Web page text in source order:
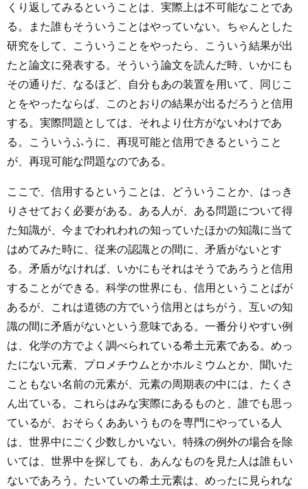
くり返してみるということは、実際上は不可能なことであ
る。また誰もそういうことはやっていない。ちゃんとした
研究をして、こういうことをやったら、こういう結果が出
たと論文に発表する。そういう論文を読んだ時、いかにも
その通りだ、なるほど、自分もあの装置を用いて、同じこ
とをやったならば、このとおりの結果が出るだろうと信用
する。実際問題としては、それより仕方がないわけであ
る。こういうふうに、再現可能と信用できるということ
が、再現可能な問題なのである。
ここで、信用するということは、どういうことか、はっき
りさせておく必要がある。ある人が、ある問題について得
た知識が、今までわれわれの知っていたほかの知識に当て
はめてみた時に、従来の認識との間に、矛盾がないとす
る。矛盾がなければ、いかにもそれはそうであろうと信用
することができる。科学の世界にも、信用ということばが
あるが、これは道徳の方でいう信用とはちがう。互いの知
識の間に矛盾がないという意味である。一番分りやすい例
は、化学の方でよく調べられている希土元素である。めっ
たにない元素、プロメチウムとかホルミウムとか、聞いた
こともない名前の元素が、元素の周期表の中には、たくさ
ん出ている。これらはみな実際にあるものと、誰でも思っ
ているが、おそらくああいうものを専門にやっている人
は、世界中にごく少数しかいない。特殊の例外の場合を除
いては、世界中を探しても、あんなものを見た人は誰もい
ないであろう。たいていの希土元素は、めったに見られな